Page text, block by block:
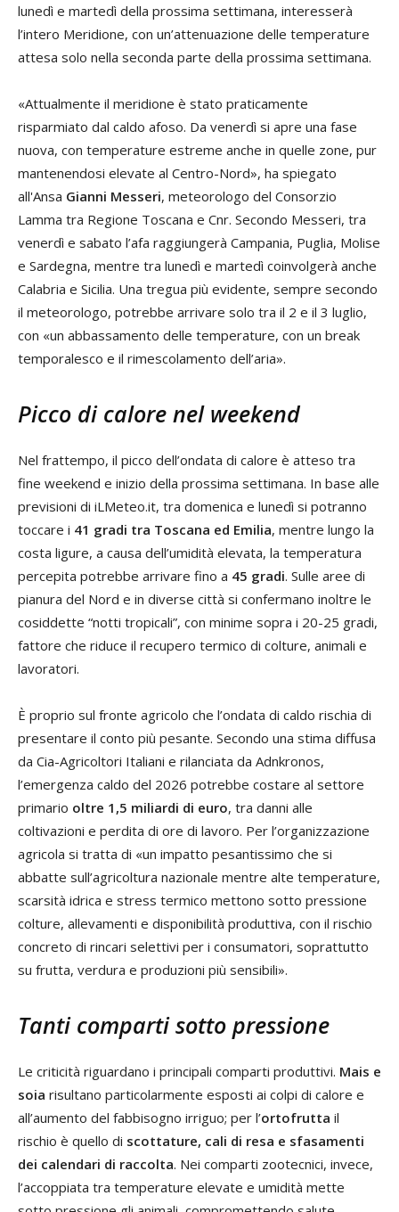
lunedì e martedì della prossima settimana, interesserà
l’intero Meridione, con un’attenuazione delle temperature
attesa solo nella seconda parte della prossima settimana.
«Attualmente il meridione è stato praticamente
risparmiato dal caldo afoso. Da venerdì si apre una fase
nuova, con temperature estreme anche in quelle zone, pur
mantenendosi elevate al Centro-Nord», ha spiegato
all'Ansa Gianni Messeri, meteorologo del Consorzio
Lamma tra Regione Toscana e Cnr. Secondo Messeri, tra
venerdì e sabato l’afa raggiungerà Campania, Puglia, Molise
e Sardegna, mentre tra lunedì e martedì coinvolgerà anche
Calabria e Sicilia. Una tregua più evidente, sempre secondo
il meteorologo, potrebbe arrivare solo tra il 2 e il 3 luglio,
con «un abbassamento delle temperature, con un break
temporalesco e il rimescolamento dell’aria».
Picco di calore nel weekend
Nel frattempo, il picco dell’ondata di calore è atteso tra
fine weekend e inizio della prossima settimana. In base alle
previsioni di iLMeteo.it, tra domenica e lunedì si potranno
toccare i 41 gradi tra Toscana ed Emilia, mentre lungo la
costa ligure, a causa dell’umidità elevata, la temperatura
percepita potrebbe arrivare fino a 45 gradi. Sulle aree di
pianura del Nord e in diverse città si confermano inoltre le
cosiddette “notti tropicali”, con minime sopra i 20-25 gradi,
fattore che riduce il recupero termico di colture, animali e
lavoratori.
È proprio sul fronte agricolo che l’ondata di caldo rischia di
presentare il conto più pesante. Secondo una stima diffusa
da Cia-Agricoltori Italiani e rilanciata da Adnkronos,
l’emergenza caldo del 2026 potrebbe costare al settore
primario oltre 1,5 miliardi di euro, tra danni alle
coltivazioni e perdita di ore di lavoro. Per l’organizzazione
agricola si tratta di «un impatto pesantissimo che si
abbatte sull’agricoltura nazionale mentre alte temperature,
scarsità idrica e stress termico mettono sotto pressione
colture, allevamenti e disponibilità produttiva, con il rischio
concreto di rincari selettivi per i consumatori, soprattutto
su frutta, verdura e produzioni più sensibili».
Tanti comparti sotto pressione
Le criticità riguardano i principali comparti produttivi. Mais e
soia risultano particolarmente esposti ai colpi di calore e
all’aumento del fabbisogno irriguo; per l’ortofrutta il
rischio è quello di scottature, cali di resa e sfasamenti
dei calendari di raccolta. Nei comparti zootecnici, invece,
l’accoppiata tra temperature elevate e umidità mette